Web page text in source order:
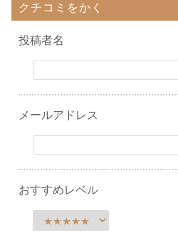
クチコミをかく
投稿者名
メールアドレス
おすすめレベル